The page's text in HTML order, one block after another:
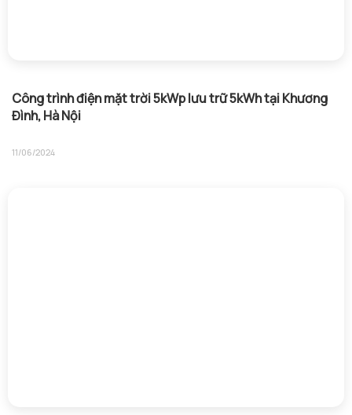
Công trình điện mặt trời 5kWp lưu trữ 5kWh tại Khương
Đình, Hà Nội
11/06/2024